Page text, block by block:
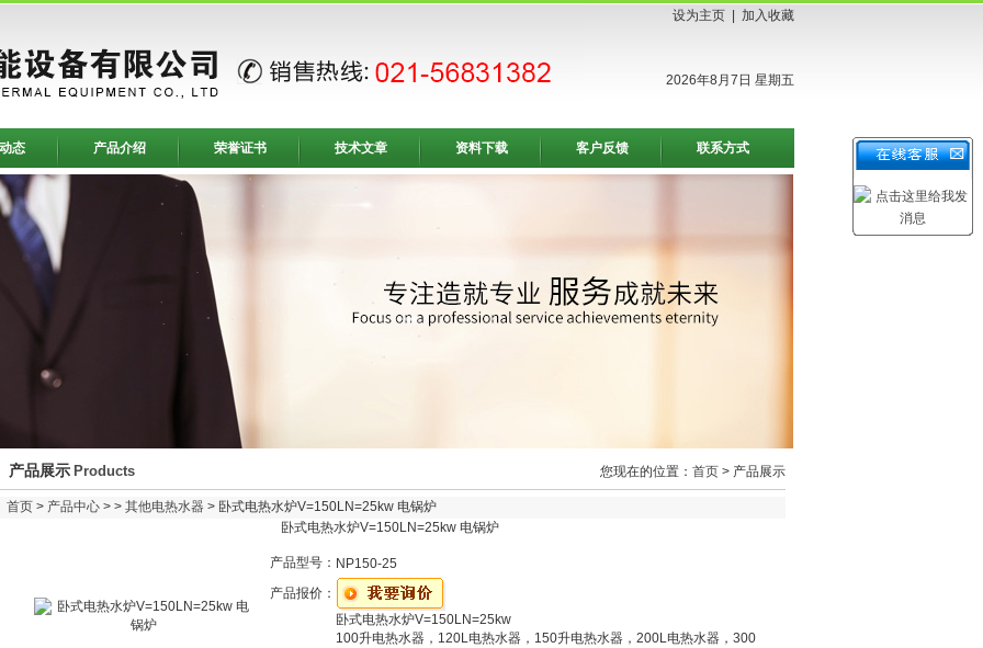
设为主页 加入收藏
2026年8月7日 星期五
态 产品介绍 荣誉证书 技术文章 资料下载 客户反馈 联系方式
产品展示 Products 您现在的位置： 首页 > 产品展示
首页 > 产品中心 > > 其他电热水器 > 卧式电热水炉V=150LN=25kw 电锅炉
卧式电热水炉V=150LN=25kw 电锅炉
产品型号： NP150-25
产品报价：
卧式电热水炉V=150LN=25kw
100升电热水器，120L电热水器，150升电热水器，200L电热水器，300